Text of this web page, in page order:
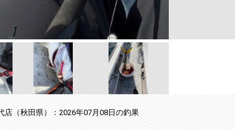
店（秋田県）：2026年07月08日の釣果